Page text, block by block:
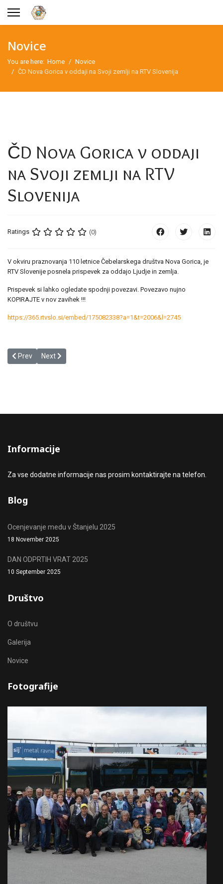
Novice
You are here: Home
Novice
ČD Nova Gorica v oddaji na Svoji zemlji na RTV Slovenija
ČD Nova Gorica v oddaji
na Svoji zemlji na RTV
Slovenija
Ratings (0)
V okviru praznovanja 110 letnice Čebelarskega društva Nova Gorica, je
RTV Slovenije posnela prispevek za oddajo Ljudje in zemlja.
Prispevek si lahko ogledate spodnji povezavi. Povezavo nujno
KOPIRAJTE v nov zavihek !!!
https://365.rtvslo.si/embed/175082338?a=1&t=2006&l=2745
Previous article: Tradicionalni slovenski zajtrk 2024
Prev Next article: 110 let Čebelarskega društva Nova Gorica
Next
Informacije
Za vse dodatne informacije nas prosim kontaktirajte na telefon.
Blog
Ocenjevanje medu v Štanjelu 2025
18 November 2025
DAN ODPRTIH VRAT 2025
10 September 2025
Društvo
O društvu
Galerija
Novice
Fotografije